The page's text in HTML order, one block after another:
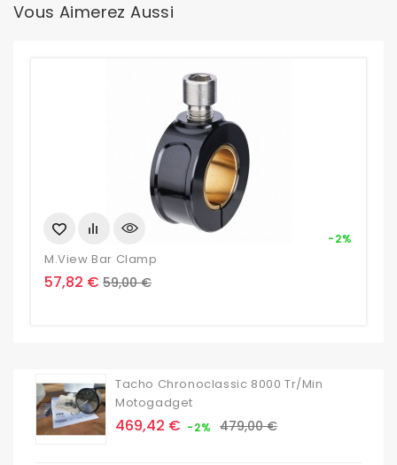
Vous Aimerez Aussi
M.View Bar Clamp
Prix
57,82 €
-2%
Prix
59,00 €
Tacho Chronoclassic 8000 Tr/min
Motogadget
Prix
469,42 € -2% Prix
479,00 €